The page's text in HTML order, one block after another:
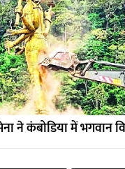
ने कंबोडिया में भगवान